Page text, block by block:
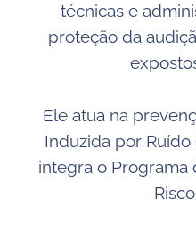
técnicas e
proteção da
Ele atua na
Induzida por Ruído
integra o Programa